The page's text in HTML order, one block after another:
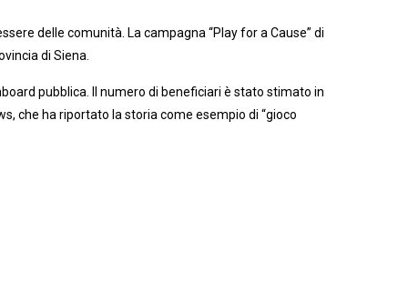
delle comunità. La campagna “Play for a Cause” di
di Siena.
pubblica. Il numero di beneficiari è stato stimato in
che ha riportato la storia come esempio di “gioco